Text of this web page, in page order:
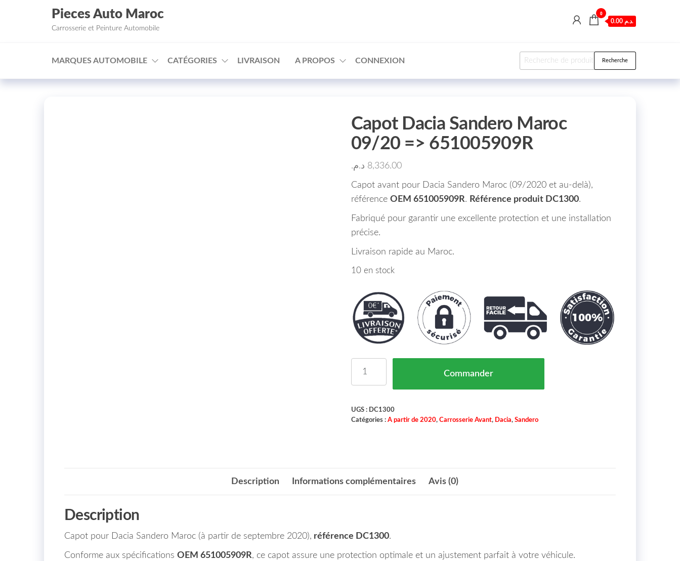
□
Aller au contenu
Pieces Auto Maroc
Carrosserie et Peinture Automobile
0
0.00 د.م.
MARQUES AUTOMOBILE CATÉGORIES LIVRAISON A PROPOS CONNEXION Recherche pour : Recherche
Capot Dacia Sandero Maroc
09/20 => 651005909R
8,336.00 د.م.
Capot avant pour Dacia Sandero Maroc (09/2020 et au-delà),
référence OEM 651005909R. Référence produit DC1300.
Fabriqué pour garantir une excellente protection et une installation
précise.
Livraison rapide au Maroc.
10 en stock
Commander
UGS : DC1300
Catégories : A partir de 2020, Carrosserie Avant, Dacia, Sandero
Description Informations complémentaires Avis (0)
Description
Capot pour Dacia Sandero Maroc (à partir de septembre 2020), référence DC1300.
Conforme aux spécifications OEM 651005909R, ce capot assure une protection optimale et un ajustement parfait à votre véhicule.